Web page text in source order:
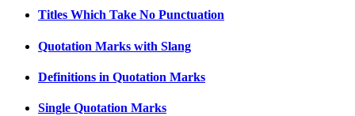
Titles Which Take No Punctuation
Quotation Marks with Slang
Definitions in Quotation Marks
Single Quotation Marks